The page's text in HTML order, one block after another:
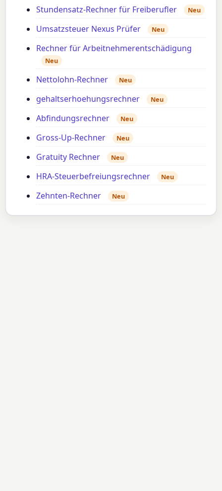
Stundensatz-Rechner für Freiberufler
Neu
Umsatzsteuer Nexus Prüfer Neu
Rechner für Arbeitnehmerentschädigung
Neu
Nettolohn-Rechner Neu
gehaltserhoehungsrechner Neu
Abfindungsrechner Neu
Gross-Up-Rechner Neu
Gratuity Rechner Neu
HRA-Steuerbefreiungsrechner Neu
Zehnten-Rechner Neu